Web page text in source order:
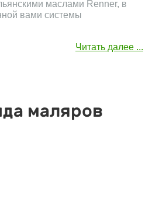
маслами Renner, в
вами системы
Читать далее ...
маляров